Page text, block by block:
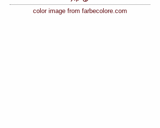
color image from farbecolore.com